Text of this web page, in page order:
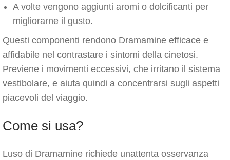
A volte vengono aggiunti aromi o dolcificanti per
migliorarne il gusto.
Questi componenti rendono Dramamine efficace e
affidabile nel contrastare i sintomi della cinetosi.
Previene i movimenti eccessivi, che irritano il sistema
vestibolare, e aiuta quindi a concentrarsi sugli aspetti
piacevoli del viaggio.
Come si usa?
Luso di Dramamine richiede unattenta osservanza